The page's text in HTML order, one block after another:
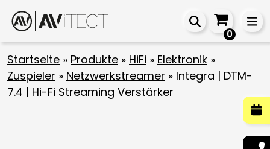
0
Startseite » Produkte » HiFi » Elektronik »
Zuspieler » Netzwerkstreamer » Integra | DTM-
7.4 | Hi-Fi Streaming Verstärker